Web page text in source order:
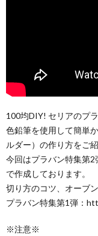
100均DIY! セリアのプ
色鉛筆を使用して簡単
ルダー）の作り方をご
今回はプラバン特集第
で作成しております。
切り方のコツ、オーブ
プラバン特集第1弾：
※注意※